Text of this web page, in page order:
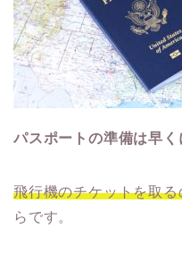
パスポートの準備は早く
飛行機のチケットを取
らです。